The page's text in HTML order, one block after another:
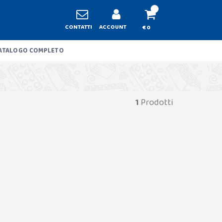
CONTATTI ACCOUNT € 0
COMPLETO
1 Prodotti